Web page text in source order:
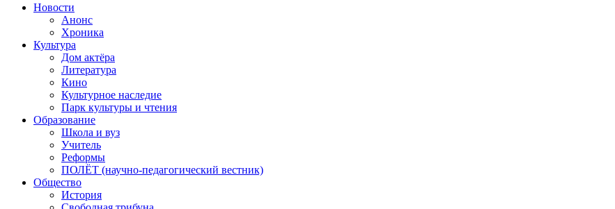
Новости
Анонс
Хроника
Культура
Дом актёра
Литература
Кино
Культурное наследие
Парк культуры и чтения
Образование
Школа и вуз
Учитель
Реформы
ПОЛЁТ (научно-педагогический вестник)
Общество
История